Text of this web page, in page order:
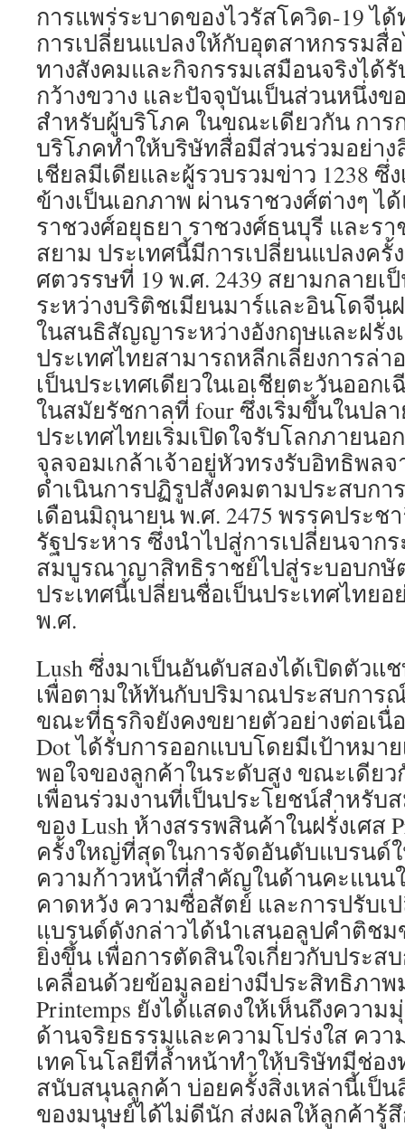
การแพร่ระบาดของไวรัสโควิด-19 ไ
การเปลี่ยนแปลงให้กับอุตสาหกรรมสื่
ทางสังคมและกิจกรรมเสมือนจริงได้
กว้างขวาง และปัจจุบันเป็นส่วนหนึ่งข
สำหรับผู้บริโภค ในขณะเดียวกัน การ
บริโภคทำให้บริษัทสื่อมีส่วนร่วมอย่า
เชียลมีเดียและผู้รวบรวมข่าว 1238 ซึ่
ข้างเป็นเอกภาพ ผ่านราชวงศ์ต่างๆ ไ
ราชวงศ์อยุธยา ราชวงศ์ธนบุรี และรา
สยาม ประเทศนี้มีการเปลี่ยนแปลงค
ศตวรรษที่ 19 พ.ศ. 2439 สยามกลายเ
ระหว่างบริติชเมียนมาร์และอินโดจีน
ในสนธิสัญญาระหว่างอังกฤษและฝรั่ง
ประเทศไทยสามารถหลีกเลี่ยงการล่
เป็นประเทศเดียวในเอเชียตะวันออก
ในสมัยรัชกาลที่ four ซึ่งเริ่มขึ้นในปล
ประเทศไทยเริ่มเปิดใจรับโลกภายน
จุลจอมเกล้าเจ้าอยู่หัวทรงรับอิทธิพล
ดำเนินการปฏิรูปสังคมตามประสบกา
เดือนมิถุนายน พ.ศ. 2475 พรรคประช
รัฐประหาร ซึ่งนำไปสู่การเปลี่ยนจาก
สมบูรณาญาสิทธิราชย์ไปสู่ระบอบก
ประเทศนี้เปลี่ยนชื่อเป็นประเทศไทยอ
พ.ศ.
Lush ซึ่งมาเป็นอันดับสองได้เปิดตัวแ
เพื่อตามให้ทันกับปริมาณประสบการ
ขณะที่ธุรกิจยังคงขยายตัวอย่างต่อเนื่
Dot ได้รับการออกแบบโดยมีเป้าหมา
พอใจของลูกค้าในระดับสูง ขณะเดีย
เพื่อนร่วมงานที่เป็นประโยชน์สำหรั
ของ Lush ห้างสรรพสินค้าในฝรั่งเศส
ครั้งใหญ่ที่สุดในการจัดอันดับแบรนด์ใ
ความก้าวหน้าที่สำคัญในด้านคะแนน
คาดหวัง ความซื่อสัตย์ และการปรับเ
แบรนด์ดังกล่าวได้นำเสนอลูปคำติช
ยิ่งขึ้น เพื่อการตัดสินใจเกี่ยวกับประ
เคลื่อนด้วยข้อมูลอย่างมีประสิทธิภา
Printemps ยังได้แสดงให้เห็นถึงควา
ด้านจริยธรรมและความโปร่งใส คว
เทคโนโลยีที่ล้ำหน้าทำให้บริษัทมีช่อ
สนับสนุนลูกค้า บ่อยครั้งสิ่งเหล่านี้เป็
ของมนุษย์ได้ไม่ดีนัก ส่งผลให้ลูกค้ารู้